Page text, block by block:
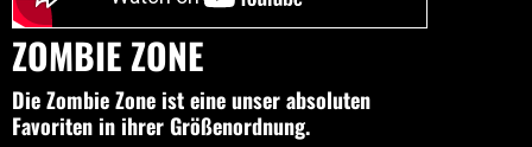
ZOMBIE ZONE
Die Zombie Zone ist eine unser absoluten
Favoriten in ihrer Größenordnung.